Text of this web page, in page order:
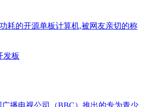
耗的开源单板计算机,被网友亲切的称
发板
广播电视公司（BBC）推出的专为青少